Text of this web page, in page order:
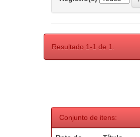
Resultado 1-1 de 1.
Conjunto de itens: